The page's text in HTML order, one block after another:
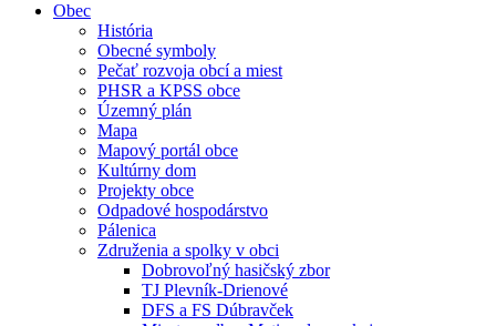
Obec
História
Obecné symboly
Pečať rozvoja obcí a miest
PHSR a KPSS obce
Územný plán
Mapa
Mapový portál obce
Kultúrny dom
Projekty obce
Odpadové hospodárstvo
Pálenica
Združenia a spolky v obci
Dobrovoľný hasičský zbor
TJ Plevník-Drienové
DFS a FS Dúbravček